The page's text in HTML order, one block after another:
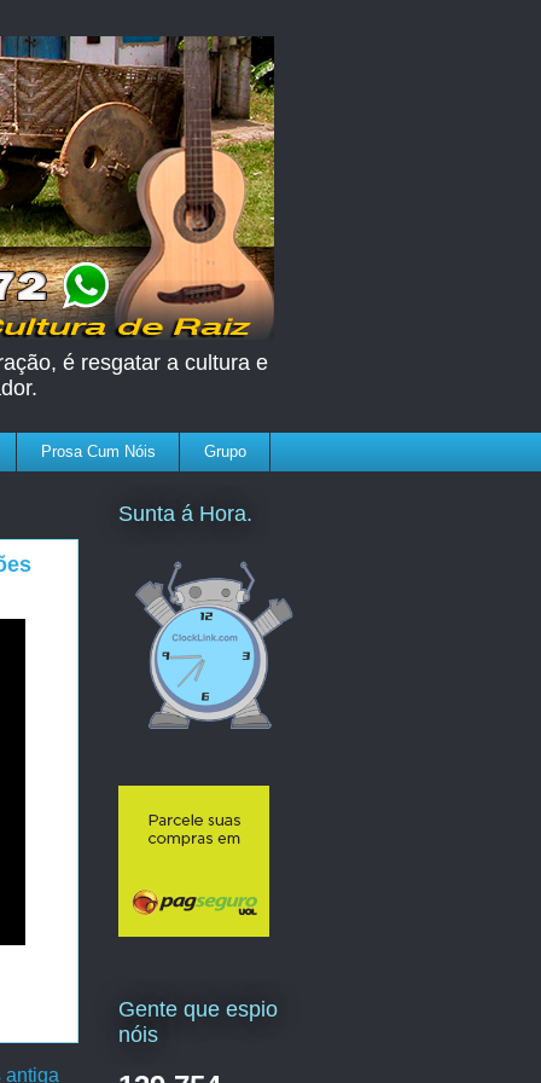
é resgatar a cultura e
Prosa Cum Nóis Grupo
antiga
Sunta á Hora.
Gente que espio
nóis